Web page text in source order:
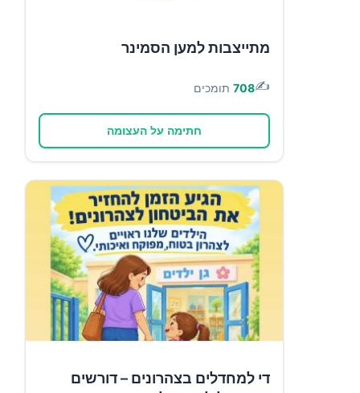
מתייצבות למען הסמינר
✍️
708 תומכים
חתימה על העצומה
די למחדלים בצהרונים – דורשים